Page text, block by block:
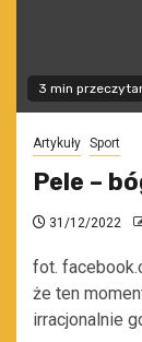
3 min
Artykuły Sport
Pele –
31/12/2022
fot.
że ten
irracjonalnie